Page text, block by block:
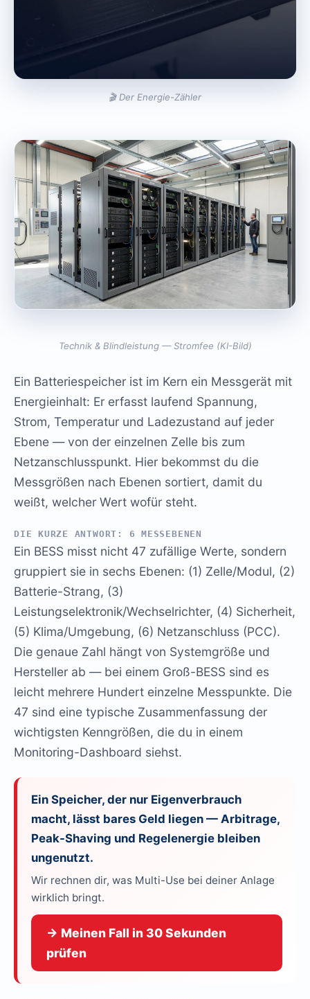
🎬 Der Energie-Zähler
Technik & Blindleistung — Stromfee (KI-Bild)
Ein Batteriespeicher ist im Kern ein Messgerät mit
Energieinhalt: Er erfasst laufend Spannung,
Strom, Temperatur und Ladezustand auf jeder
Ebene — von der einzelnen Zelle bis zum
Netzanschlusspunkt. Hier bekommst du die
Messgrößen nach Ebenen sortiert, damit du
weißt, welcher Wert wofür steht.
DIE KURZE ANTWORT: 6 MESSEBENEN
Ein BESS misst nicht 47 zufällige Werte, sondern
gruppiert sie in sechs Ebenen: (1) Zelle/Modul, (2)
Batterie-Strang, (3)
Leistungselektronik/Wechselrichter, (4) Sicherheit,
(5) Klima/Umgebung, (6) Netzanschluss (PCC).
Die genaue Zahl hängt von Systemgröße und
Hersteller ab — bei einem Groß-BESS sind es
leicht mehrere Hundert einzelne Messpunkte. Die
47 sind eine typische Zusammenfassung der
wichtigsten Kenngrößen, die du in einem
Monitoring-Dashboard siehst.
Ein Speicher, der nur Eigenverbrauch
macht, lässt bares Geld liegen — Arbitrage,
Peak-Shaving und Regelenergie bleiben
ungenutzt.
Wir rechnen dir, was Multi-Use bei deiner Anlage
wirklich bringt.
→ Meinen Fall in 30 Sekunden
prüfen